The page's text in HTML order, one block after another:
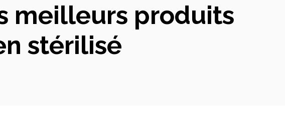
meilleurs produits
stérilisé